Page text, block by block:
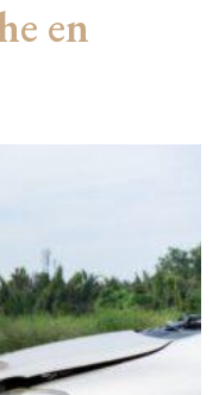
en